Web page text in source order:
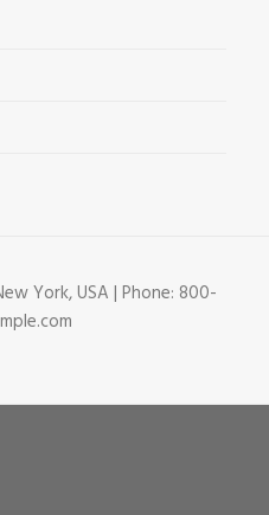
York, USA | Phone: 800-